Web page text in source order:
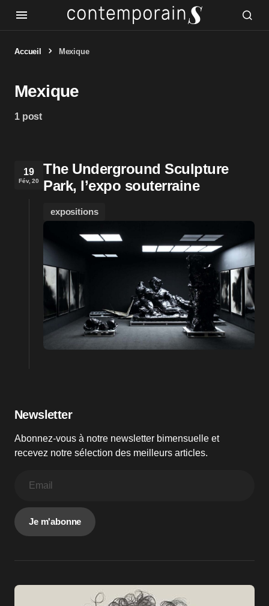
Accueil Mexique
Mexique
1 post
19
Fév, 20
The Underground Sculpture
Park, l’expo souterraine
expositions
Newsletter
Abonnez-vous à notre newsletter bimensuelle et
recevez notre sélection des meilleurs articles.
Je m'abonne